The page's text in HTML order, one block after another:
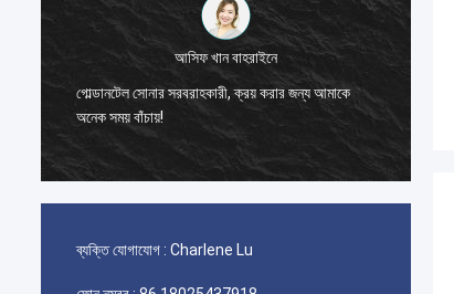
আসিফ খান বাহরাইনে
গোল্ডানটেল সোনার সরবরাহকারী, ক্রয় করার জন্য আমাকে
অনেক সময় বাঁচায়!
ব্যক্তি যোগাযোগ : Charlene Lu